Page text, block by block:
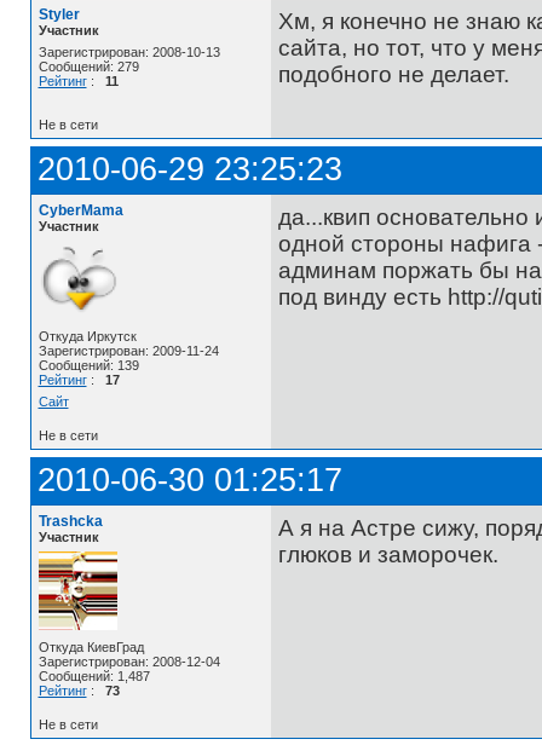
Styler
Участник
Зарегистрирован: 2008-10-13
Сообщений: 279
Рейтинг: 11
Хм, я конечно не знаю
сайта, но тот, что у
подобного не делает.
Не в сети
2010-06-29 23:25:23
CyberMama
Участник
Откуда Иркутск
Зарегистрирован: 2009-11-24
Сообщений: 139
Рейтинг: 17
Сайт
да...квип
одной стороны нафига
админам поржать бы
под винду есть http://
Не в сети
2010-06-30 01:25:17
Trashcka
Участник
Откуда КиевГрад
Зарегистрирован: 2008-12-04
Сообщений: 1,487
Рейтинг: 73
А я на Астре сижу,
глюков и заморочек.
Не в сети